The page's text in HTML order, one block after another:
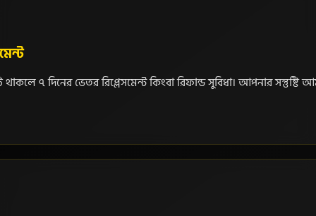
৭ দিনের ভেতর রিপ্লেসমেন্ট কিংবা রিফান্ড সুবিধা। আপনার সন্তুষ্টি